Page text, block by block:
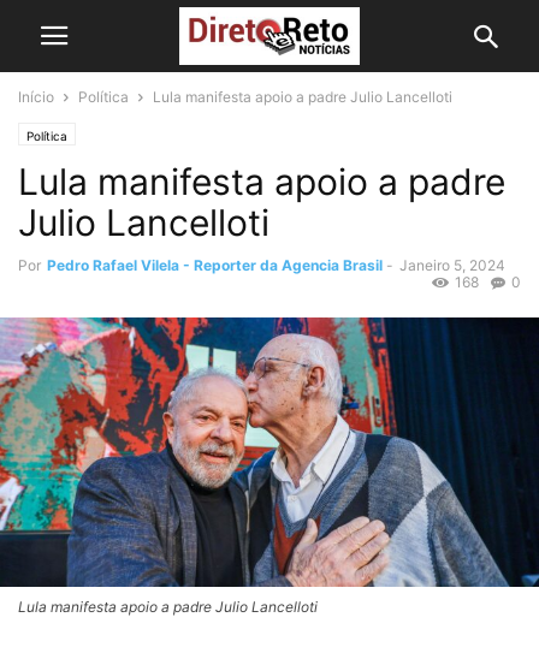
Início Política Lula manifesta apoio a padre Julio Lancelloti
Política
Lula manifesta apoio a padre
Julio Lancelloti
Por Pedro Rafael Vilela - Reporter da Agencia Brasil - Janeiro 5, 2024
0
168
Lula manifesta apoio a padre Julio Lancelloti